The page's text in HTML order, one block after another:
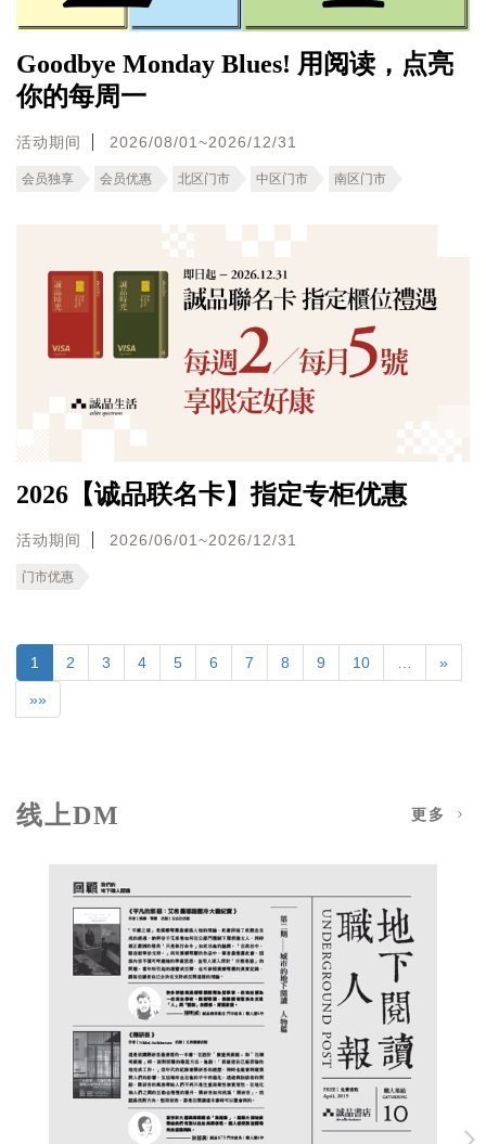
Goodbye Monday Blues! 用阅读，点亮
你的每周一
活动期间 2026/08/01~2026/12/31
会员独享 会员优惠 北区门市 中区门市 南区门市
2026【诚品联名卡】指定专柜优惠
活动期间 2026/06/01~2026/12/31
门市优惠
1 2 3 4 5 6 7 8 9 10 »
»»
线上DM 更多